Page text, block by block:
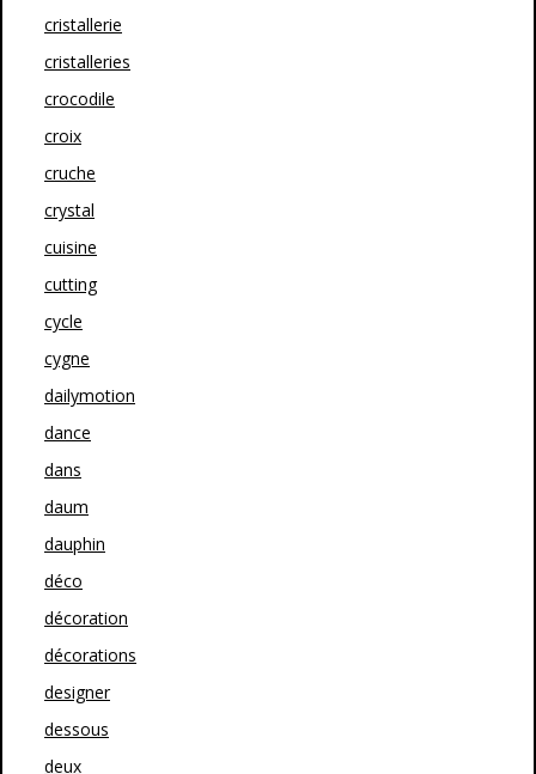
cristallerie
cristalleries
crocodile
croix
cruche
crystal
cuisine
cutting
cycle
cygne
dailymotion
dance
dans
daum
dauphin
déco
décoration
décorations
designer
dessous
deux